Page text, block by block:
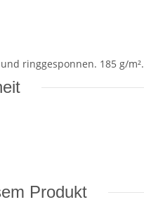
ringgesponnen. 185 g/m².
Produkt